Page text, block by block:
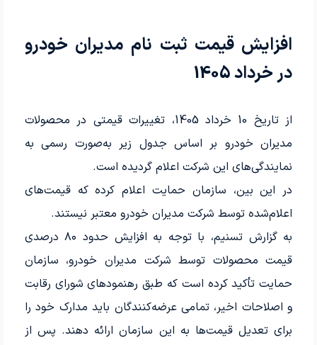
افزایش قیمت ثبت نام مدیران خودرو
در خرداد 1405
از تاریخ 10 خرداد 1405، تغییرات قیمتی در محصولات
مدیران خودرو بر اساس جدول زیر به‌صورت رسمی به
نمایندگی‌های این شرکت اعلام گردیده است.
در این بین، سازمان حمایت اعلام کرده که قیمت‌های
اعلام‌شده توسط شرکت مدیران خودرو معتبر نیستند.
به گزارش تسنیم، با توجه به افزایش حدود ۸۰ درصدی
قیمت محصولات توسط شرکت مدیران خودرو، سازمان
حمایت تأکید کرده است که طبق رهنمودهای شورای رقابت
و اصلاحات اخیر، تمامی عرضه‌کنندگان باید مدارک خود را
برای تعدیل قیمت‌ها به این سازمان ارائه دهند. پس از